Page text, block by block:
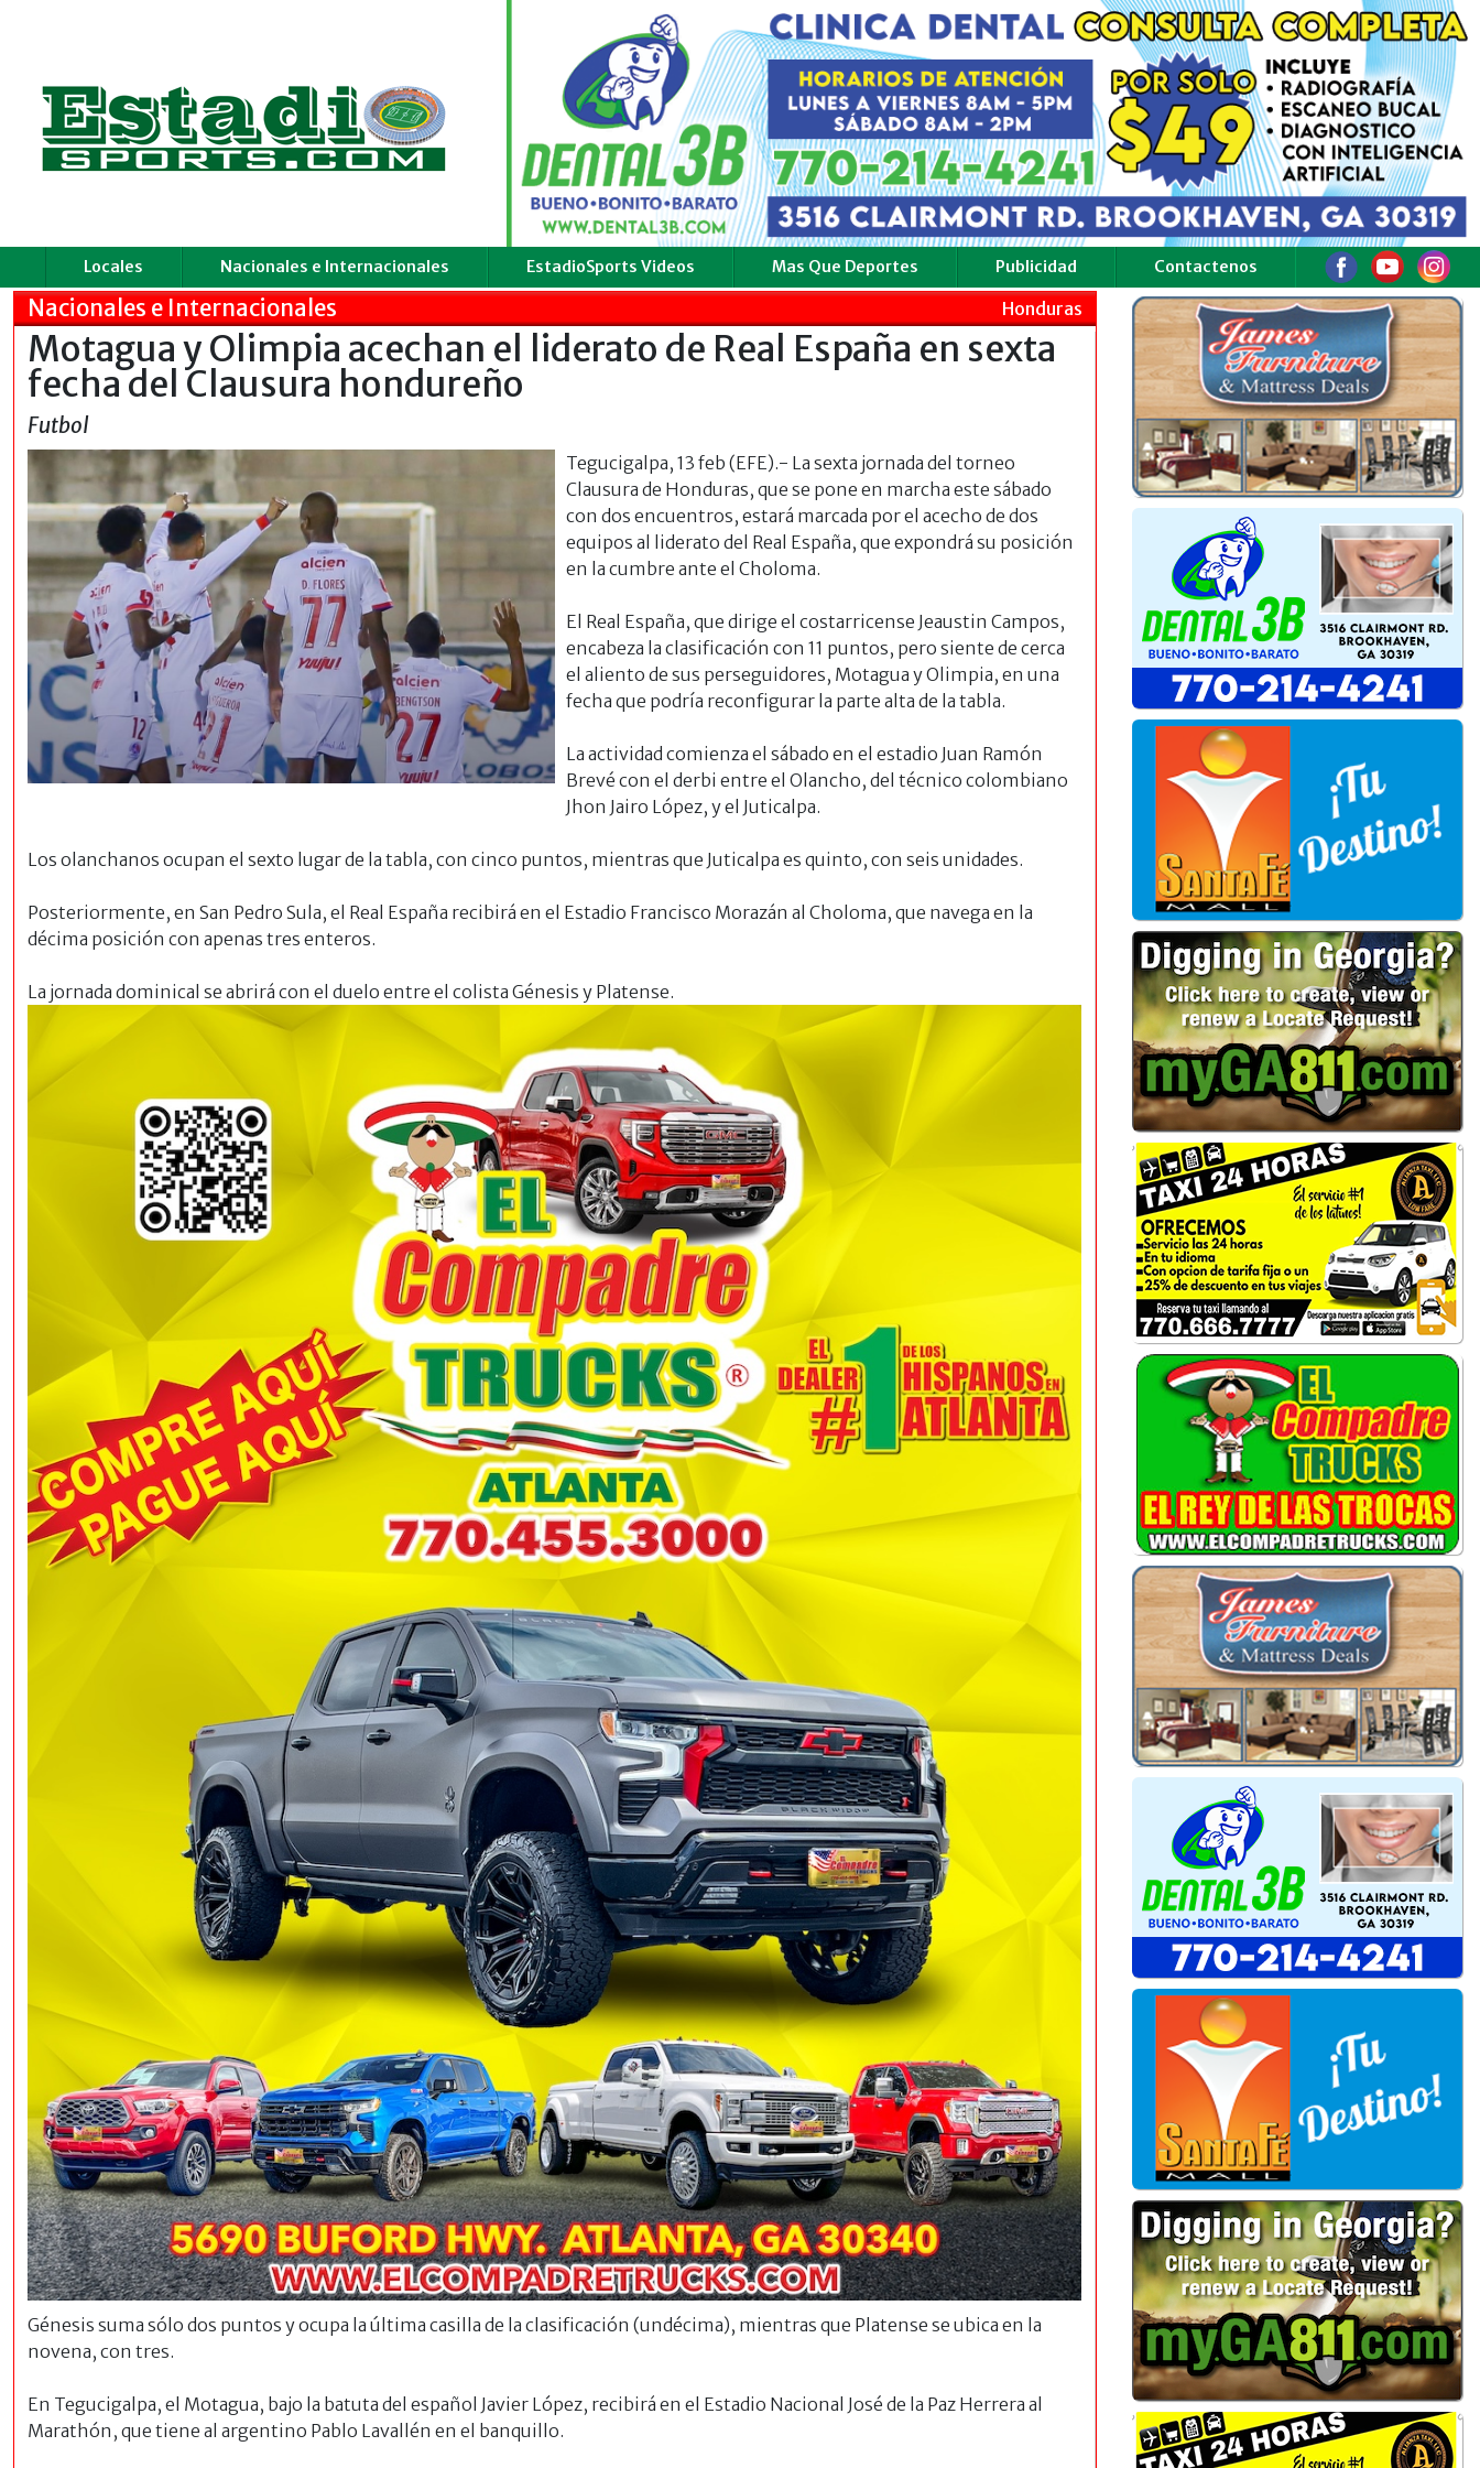
Locales Nacionales e Internacionales EstadioSports Videos Mas Que Deportes Publicidad Contactenos
Nacionales e Internacionales Honduras
Motagua y Olimpia acechan el liderato de Real España en sexta
fecha del Clausura hondureño
Futbol
Tegucigalpa, 13 feb (EFE).- La sexta jornada del torneo
Clausura de Honduras, que se pone en marcha este sábado
con dos encuentros, estará marcada por el acecho de dos
equipos al liderato del Real España, que expondrá su posición
en la cumbre ante el Choloma.
El Real España, que dirige el costarricense Jeaustin Campos,
encabeza la clasificación con 11 puntos, pero siente de cerca
el aliento de sus perseguidores, Motagua y Olimpia, en una
fecha que podría reconfigurar la parte alta de la tabla.
La actividad comienza el sábado en el estadio Juan Ramón
Brevé con el derbi entre el Olancho, del técnico colombiano
Jhon Jairo López, y el Juticalpa.
Los olanchanos ocupan el sexto lugar de la tabla, con cinco puntos, mientras que Juticalpa es quinto, con seis unidades.
Posteriormente, en San Pedro Sula, el Real España recibirá en el Estadio Francisco Morazán al Choloma, que navega en la
décima posición con apenas tres enteros.
La jornada dominical se abrirá con el duelo entre el colista Génesis y Platense.
Génesis suma sólo dos puntos y ocupa la última casilla de la clasificación (undécima), mientras que Platense se ubica en la
novena, con tres.
En Tegucigalpa, el Motagua, bajo la batuta del español Javier López, recibirá en el Estadio Nacional José de la Paz Herrera al
Marathón, que tiene al argentino Pablo Lavallén en el banquillo.